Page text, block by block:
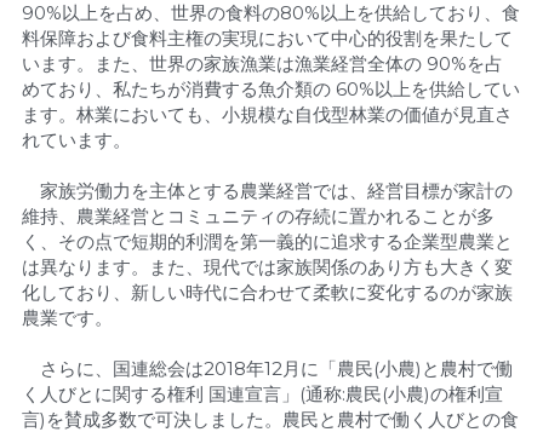
90%以上を占め、世界の食料の80%以上を供給しており、食
料保障および食料主権の実現において中心的役割を果たして
います。また、世界の家族漁業は漁業経営全体の 90%を占
めており、私たちが消費する魚介類の 60%以上を供給してい
ます。林業においても、小規模な自伐型林業の価値が見直さ
れています。
家族労働力を主体とする農業経営では、経営目標が家計の
維持、農業経営とコミュニティの存続に置かれることが多
く、その点で短期的利潤を第一義的に追求する企業型農業と
は異なります。また、現代では家族関係のあり方も大きく変
化しており、新しい時代に合わせて柔軟に変化するのが家族
農業です。
さらに、国連総会は2018年12月に「農民(小農)と農村で働
く人びとに関する権利 国連宣言」(通称:農民(小農)の権利宣
言)を賛成多数で可決しました。農民と農村で働く人びとの食